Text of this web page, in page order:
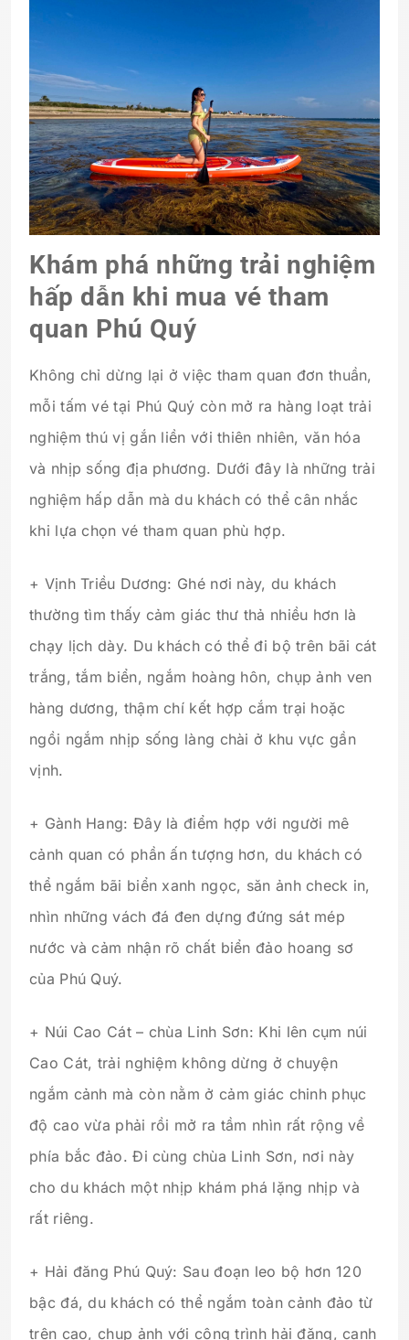
Khám phá những trải nghiệm
hấp dẫn khi mua vé tham
quan Phú Quý
Không chỉ dừng lại ở việc tham quan đơn thuần,
mỗi tấm vé tại Phú Quý còn mở ra hàng loạt trải
nghiệm thú vị gắn liền với thiên nhiên, văn hóa
và nhịp sống địa phương. Dưới đây là những trải
nghiệm hấp dẫn mà du khách có thể cân nhắc
khi lựa chọn vé tham quan phù hợp.
+ Vịnh Triều Dương: Ghé nơi này, du khách
thường tìm thấy cảm giác thư thả nhiều hơn là
chạy lịch dày. Du khách có thể đi bộ trên bãi cát
trắng, tắm biển, ngắm hoàng hôn, chụp ảnh ven
hàng dương, thậm chí kết hợp cắm trại hoặc
ngồi ngắm nhịp sống làng chài ở khu vực gần
vịnh.
+ Gành Hang: Đây là điểm hợp với người mê
cảnh quan có phần ấn tượng hơn, du khách có
thể ngắm bãi biển xanh ngọc, săn ảnh check in,
nhìn những vách đá đen dựng đứng sát mép
nước và cảm nhận rõ chất biển đảo hoang sơ
của Phú Quý.
+ Núi Cao Cát – chùa Linh Sơn: Khi lên cụm núi
Cao Cát, trải nghiệm không dừng ở chuyện
ngắm cảnh mà còn nằm ở cảm giác chinh phục
độ cao vừa phải rồi mở ra tầm nhìn rất rộng về
phía bắc đảo. Đi cùng chùa Linh Sơn, nơi này
cho du khách một nhịp khám phá lặng nhịp và
rất riêng.
+ Hải đăng Phú Quý: Sau đoạn leo bộ hơn 120
bậc đá, du khách có thể ngắm toàn cảnh đảo từ
trên cao, chụp ảnh với công trình hải đăng, canh